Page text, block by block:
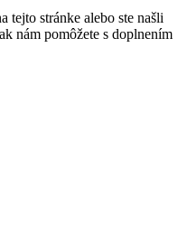
tejto stránke alebo ste našli
nám pomôžete s doplnením